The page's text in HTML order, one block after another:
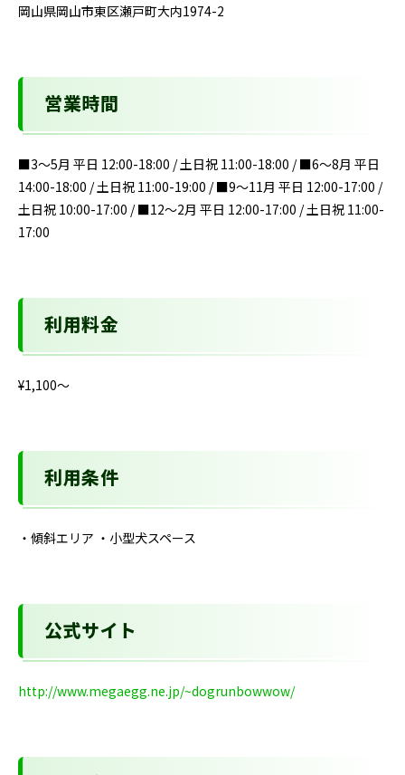
岡山県岡山市東区瀬戸町大内1974-2
営業時間
■3～5月 平日 12:00-18:00 / 土日祝 11:00-18:00 / ■6～8月 平日
14:00-18:00 / 土日祝 11:00-19:00 / ■9～11月 平日 12:00-17:00 /
土日祝 10:00-17:00 / ■12～2月 平日 12:00-17:00 / 土日祝 11:00-
17:00
利用料金
¥1,100〜
利用条件
・傾斜エリア ・小型犬スペース
公式サイト
http://www.megaegg.ne.jp/~dogrunbowwow/